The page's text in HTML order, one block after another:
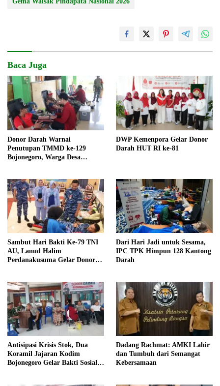
Baca Juga
Donor Darah Warnai
Penutupan TMMD ke-129
Bojonegoro, Warga Desa
DWP Kemenpora Gelar Donor
Darah HUT RI ke-81
Sambut Hari Bakti Ke-79 TNI
AU, Lanud Halim
Perdanakusuma Gelar Donor
Dari Hari Jadi untuk Sesama,
IPC TPK Himpun 128 Kantong
Darah
Antisipasi Krisis Stok, Dua
Koramil Jajaran Kodim
Bojonegoro Gelar Bakti Sosial
Dadang Rachmat: AMKI Lahir
dan Tumbuh dari Semangat
Kebersamaan